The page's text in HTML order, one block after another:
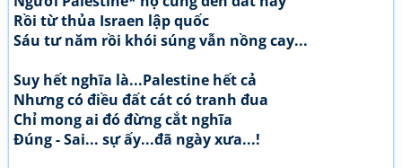
Rồi từ thủa Israen lập quốc
Sáu tư năm rồi khói súng vẫn nồng cay...
Suy hết nghĩa là...Palestine hết cả
Nhưng có điều đất cát có tranh đua
Chỉ mong ai đó đừng cắt nghĩa
Đúng - Sai... sự ấy...đã ngày xưa...!